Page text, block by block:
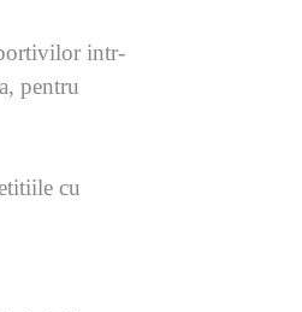
intr-
pentru
cu